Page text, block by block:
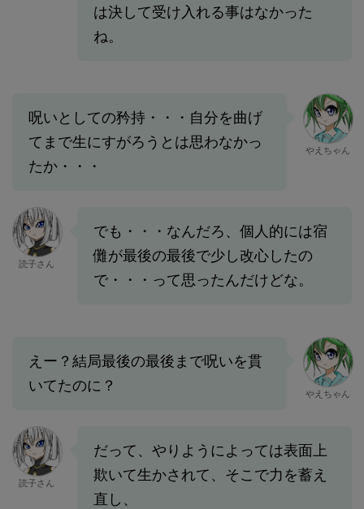
は決して受け入れる事はなかった
ね。
呪いとしての矜持・・・自分を曲げ
てまで生にすがろうとは思わなかっ
たか・・・
やえちゃん
読子さん
でも・・・なんだろ、個人的には宿
儺が最後の最後で少し改心したの
で・・・って思ったんだけどな。
えー？結局最後の最後まで呪いを貫
いてたのに？
やえちゃん
読子さん
だって、やりようによっては表面上
欺いて生かされて、そこで力を蓄え
直し、